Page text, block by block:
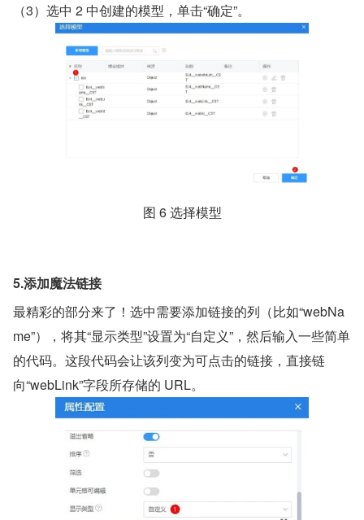
（3）选中 2 中创建的模型，单击“确定”。
图 6 选择模型
5.添加魔法链接
最精彩的部分来了！选中需要添加链接的列（比如“webNa
me”），将其“显示类型”设置为“自定义”，然后输入一些简单
的代码。这段代码会让该列变为可点击的链接，直接链
向“webLink”字段所存储的 URL。